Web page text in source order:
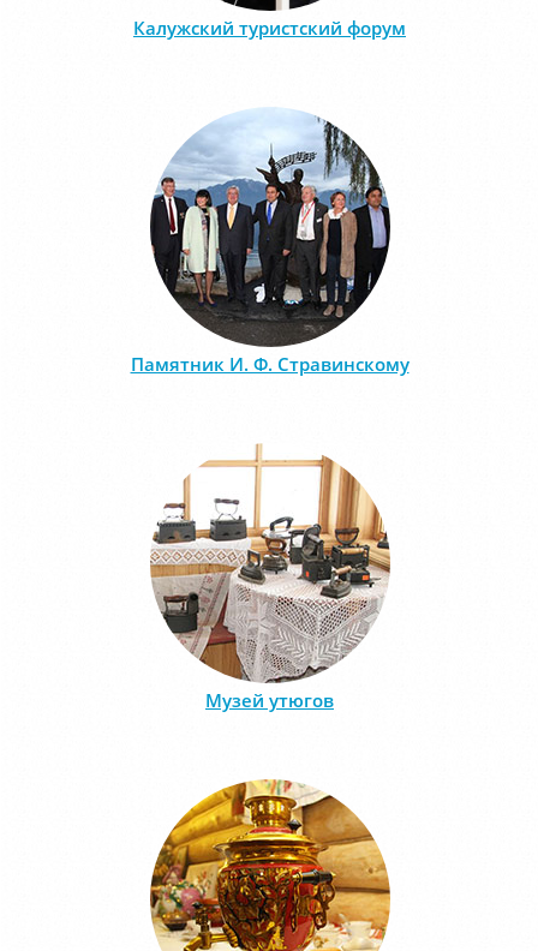
Калужский туристский форум
Памятник И. Ф. Стравинскому
Музей утюгов